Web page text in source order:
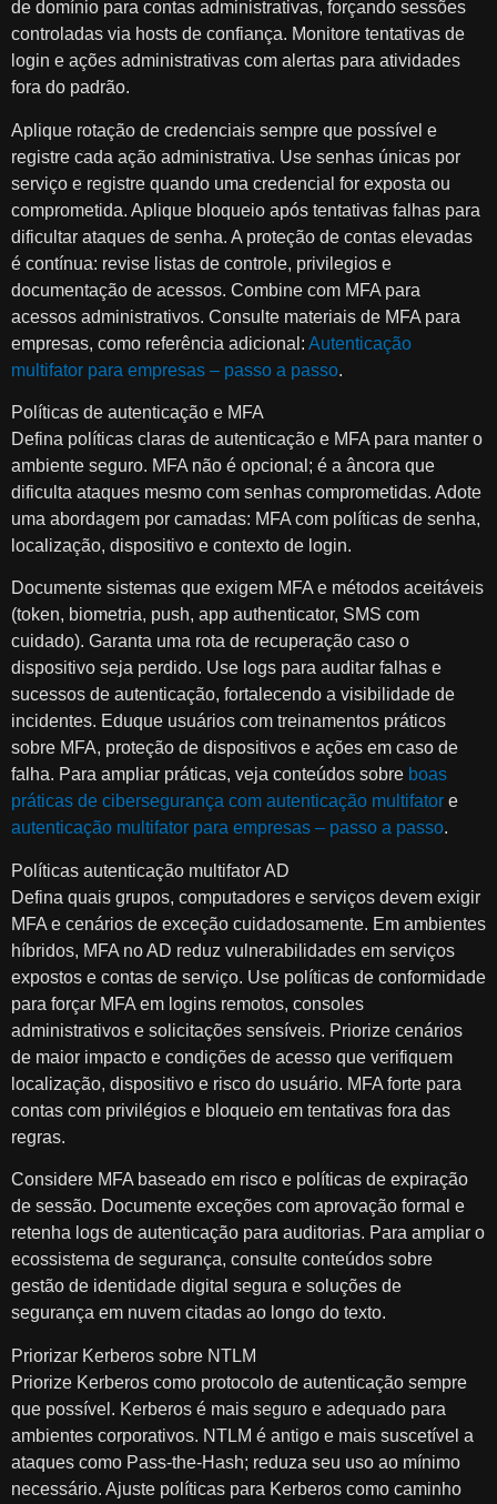
de domínio para contas administrativas, forçando sessões
controladas via hosts de confiança. Monitore tentativas de
login e ações administrativas com alertas para atividades
fora do padrão.
Aplique rotação de credenciais sempre que possível e
registre cada ação administrativa. Use senhas únicas por
serviço e registre quando uma credencial for exposta ou
comprometida. Aplique bloqueio após tentativas falhas para
dificultar ataques de senha. A proteção de contas elevadas
é contínua: revise listas de controle, privilegios e
documentação de acessos. Combine com MFA para
acessos administrativos. Consulte materiais de MFA para
empresas, como referência adicional: Autenticação
multifator para empresas – passo a passo.
Políticas de autenticação e MFA
Defina políticas claras de autenticação e MFA para manter o
ambiente seguro. MFA não é opcional; é a âncora que
dificulta ataques mesmo com senhas comprometidas. Adote
uma abordagem por camadas: MFA com políticas de senha,
localização, dispositivo e contexto de login.
Documente sistemas que exigem MFA e métodos aceitáveis
(token, biometria, push, app authenticator, SMS com
cuidado). Garanta uma rota de recuperação caso o
dispositivo seja perdido. Use logs para auditar falhas e
sucessos de autenticação, fortalecendo a visibilidade de
incidentes. Eduque usuários com treinamentos práticos
sobre MFA, proteção de dispositivos e ações em caso de
falha. Para ampliar práticas, veja conteúdos sobre boas
práticas de cibersegurança com autenticação multifator e
autenticação multifator para empresas – passo a passo.
Políticas autenticação multifator AD
Defina quais grupos, computadores e serviços devem exigir
MFA e cenários de exceção cuidadosamente. Em ambientes
híbridos, MFA no AD reduz vulnerabilidades em serviços
expostos e contas de serviço. Use políticas de conformidade
para forçar MFA em logins remotos, consoles
administrativos e solicitações sensíveis. Priorize cenários
de maior impacto e condições de acesso que verifiquem
localização, dispositivo e risco do usuário. MFA forte para
contas com privilégios e bloqueio em tentativas fora das
regras.
Considere MFA baseado em risco e políticas de expiração
de sessão. Documente exceções com aprovação formal e
retenha logs de autenticação para auditorias. Para ampliar o
ecossistema de segurança, consulte conteúdos sobre
gestão de identidade digital segura e soluções de
segurança em nuvem citadas ao longo do texto.
Priorizar Kerberos sobre NTLM
Priorize Kerberos como protocolo de autenticação sempre
que possível. Kerberos é mais seguro e adequado para
ambientes corporativos. NTLM é antigo e mais suscetível a
ataques como Pass-the-Hash; reduza seu uso ao mínimo
necessário. Ajuste políticas para Kerberos como caminho